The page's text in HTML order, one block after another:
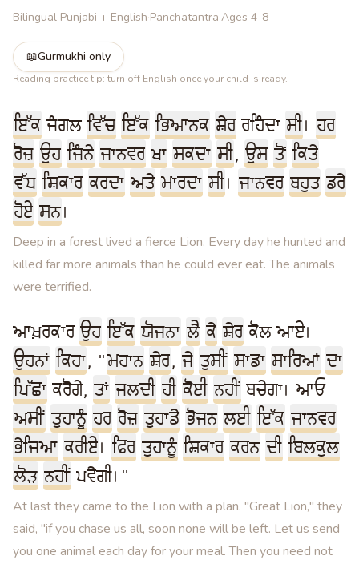
Bilingual Punjabi + English·Panchatantra·Ages 4-8
📖Gurmukhi only
Reading practice tip: turn off English once your child is ready.
ਇੱਕ ਜੰਗਲ ਵਿੱਚ ਇੱਕ ਭਿਆਨਕ ਸ਼ੇਰ ਰਹਿੰਦਾ ਸੀ। ਹਰ
ਰੋਜ਼ ਉਹ ਜਿੰਨੇ ਜਾਨਵਰ ਖਾ ਸਕਦਾ ਸੀ, ਉਸ ਤੋਂ ਕਿਤੇ
ਵੱਧ ਸ਼ਿਕਾਰ ਕਰਦਾ ਅਤੇ ਮਾਰਦਾ ਸੀ। ਜਾਨਵਰ ਬਹੁਤ ਡਰੇ
ਹੋਏ ਸਨ।
Deep in a forest lived a fierce Lion. Every day he hunted and
killed far more animals than he could ever eat. The animals
were terrified.
ਆਖ਼ਰਕਾਰ ਉਹ ਇੱਕ ਯੋਜਨਾ ਲੈ ਕੇ ਸ਼ੇਰ ਕੋਲ ਆਏ।
ਉਹਨਾਂ ਕਿਹਾ, "ਮਹਾਨ ਸ਼ੇਰ, ਜੇ ਤੁਸੀਂ ਸਾਡਾ ਸਾਰਿਆਂ ਦਾ
ਪਿੱਛਾ ਕਰੋਗੇ, ਤਾਂ ਜਲਦੀ ਹੀ ਕੋਈ ਨਹੀਂ ਬਚੇਗਾ। ਆਓ
ਅਸੀਂ ਤੁਹਾਨੂੰ ਹਰ ਰੋਜ਼ ਤੁਹਾਡੇ ਭੋਜਨ ਲਈ ਇੱਕ ਜਾਨਵਰ
ਭੇਜਿਆ ਕਰੀਏ। ਫਿਰ ਤੁਹਾਨੂੰ ਸ਼ਿਕਾਰ ਕਰਨ ਦੀ ਬਿਲਕੁਲ
ਲੋੜ ਨਹੀਂ ਪਵੇਗੀ।"
At last they came to the Lion with a plan. "Great Lion," they
said, "if you chase us all, soon none will be left. Let us send
you one animal each day for your meal. Then you need not